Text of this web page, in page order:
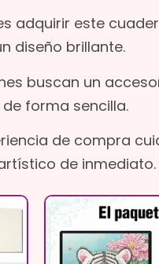
adquirir este
diseño brillante.
buscan un
forma sencilla.
de compra
de inmediato.